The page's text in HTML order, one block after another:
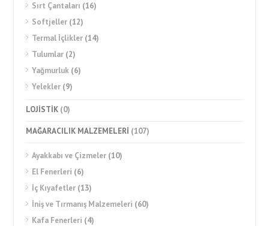
Sırt Çantaları (16)
Softjeller (12)
Termal İçlikler (14)
Tulumlar (2)
Yağmurluk (6)
Yelekler (9)
LOJİSTİK (0)
MAĞARACILIK MALZEMELERİ (107)
Ayakkabı ve Çizmeler (10)
El Fenerleri (6)
İç Kıyafetler (13)
İniş ve Tırmanış Malzemeleri (60)
Kafa Fenerleri (4)